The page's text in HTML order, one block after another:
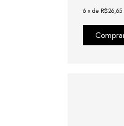
6 x de R$26,65